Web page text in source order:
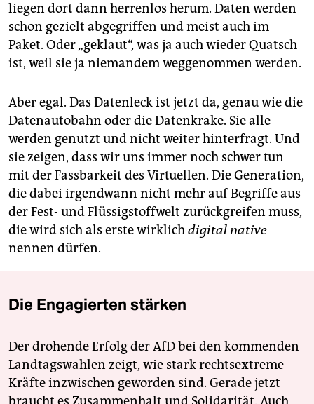
liegen dort dann herrenlos herum. Daten werden
schon gezielt abgegriffen und meist auch im
Paket. Oder „geklaut“, was ja auch wieder Quatsch
ist, weil sie ja niemandem weggenommen werden.
Aber egal. Das Datenleck ist jetzt da, genau wie die
Datenautobahn oder die Datenkrake. Sie alle
werden genutzt und nicht weiter hinterfragt. Und
sie zeigen, dass wir uns immer noch schwer tun
mit der Fassbarkeit des Virtuellen. Die Generation,
die dabei irgendwann nicht mehr auf Begriffe aus
der Fest- und Flüssigstoffwelt zurückgreifen muss,
die wird sich als erste wirklichdigital native
nennen dürfen.
Die Engagierten stärken
Der drohende Erfolg der AfD bei den kommenden
Landtagswahlen zeigt, wie stark rechtsextreme
Kräfte inzwischen geworden sind. Gerade jetzt